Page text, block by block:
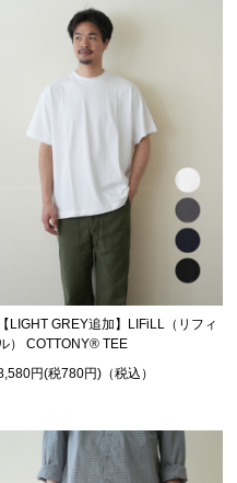
【LIGHT GREY追加】LIFiLL（リフィ
） COTTONY® TEE
円(税780円)（税込）